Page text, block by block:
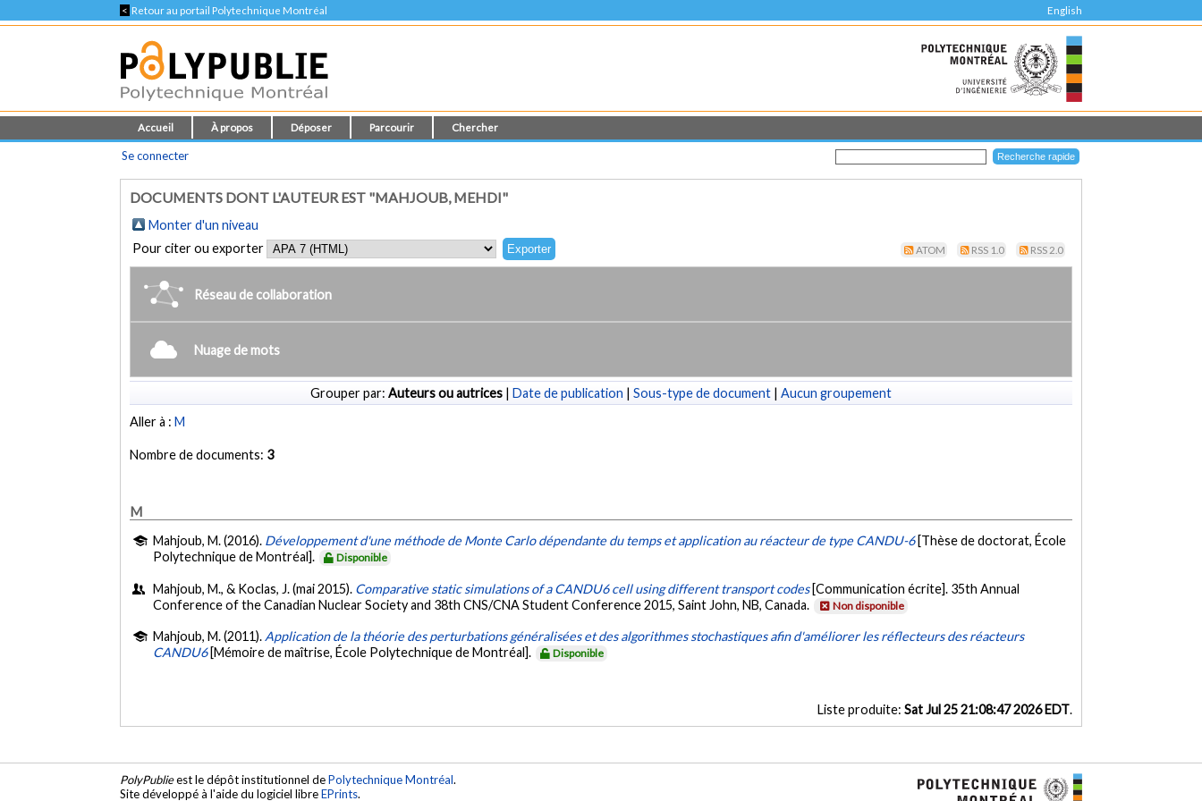
< Retour au portail Polytechnique Montréal English
Accueil À propos Déposer Parcourir Chercher
Se connecter
DOCUMENTS DONT L'AUTEUR EST "MAHJOUB, MEHDI"
Monter d'un niveau
Pour citer ou exporter
ATOM RSS 1.0 RSS 2.0
Réseau de collaboration
Nuage de mots
Grouper par: Auteurs ou autrices | Date de publication | Sous-type de document | Aucun groupement
Aller à :M
Nombre de documents: 3
M
Mahjoub, M. (2016). Développement d'une méthode de Monte Carlo dépendante du temps et application au réacteur de type CANDU-6 [Thèse de doctorat, École
Polytechnique de Montréal].
Disponible
Mahjoub, M., & Koclas, J. (mai 2015). Comparative static simulations of a CANDU6 cell using different transport codes [Communication écrite]. 35th Annual
Conference of the Canadian Nuclear Society and 38th CNS/CNA Student Conference 2015, Saint John, NB, Canada.
Non disponible
Mahjoub, M. (2011). Application de la théorie des perturbations généralisées et des algorithmes stochastiques afin d'améliorer les réflecteurs des réacteurs
CANDU6 [Mémoire de maîtrise, École Polytechnique de Montréal]. Disponible
Liste produite: Sat Jul 25 21:08:47 2026 EDT.
PolyPublieest le dépôt institutionnel dePolytechnique Montréal.
Site développé à l'aide du logiciel libreEPrints.